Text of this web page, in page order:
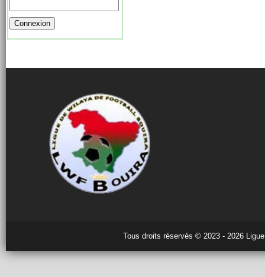
Tous droits réservés © 2023 - 2026